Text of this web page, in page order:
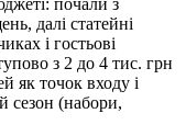
почали з
далі статейні
і гостьові
з 2 до 4 тис. грн
як точок входу і
сезон (набори,